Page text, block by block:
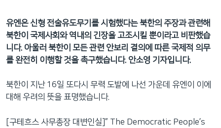
로
등
유엔은 신형 전술유도무기를 시험했다는 북한의 주장과 관련해
북한이 국제사회와 역내의 긴장을 고조시킬 뿐이라고 비판했습
니다. 아울러 북한이 모든 관련 안보리 결의에 따른 국제적 의무
를 완전히 이행할 것을 촉구했습니다. 안소영 기자입니다.
북한이 지난 16일 또다시 무력 도발에 나선 가운데 유엔이 이에
대해 우려의 뜻을 표명했습니다.
[구테흐스 사무총장 대변인실]” The Democratic People’s